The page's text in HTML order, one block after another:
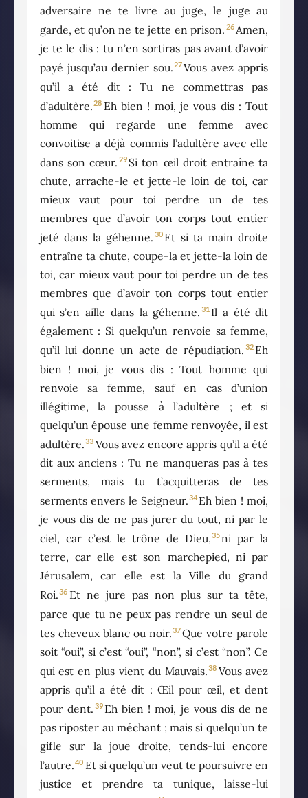
adversaire ne te livre au juge, le juge au
garde, et qu’on ne te jette en prison. 26Amen,
je te le dis : tu n’en sortiras pas avant d’avoir
payé jusqu’au dernier sou.27Vous avez appris
qu’il a été dit : Tu ne commettras pas
d’adultère.28 Eh bien ! moi, je vous dis : Tout
homme qui regarde une femme avec
convoitise a déjà commis l’adultère avec elle
dans son cœur. 29 Si ton œil droit entraîne ta
chute, arrache-le et jette-le loin de toi, car
mieux vaut pour toi perdre un de tes
membres que d’avoir ton corps tout entier
jeté dans la géhenne. 30 Et si ta main droite
entraîne ta chute, coupe-la et jette-la loin de
toi, car mieux vaut pour toi perdre un de tes
membres que d’avoir ton corps tout entier
qui s’en aille dans la géhenne. 31 Il a été dit
également : Si quelqu’un renvoie sa femme,
qu’il lui donne un acte de répudiation. 32 Eh
bien ! moi, je vous dis : Tout homme qui
renvoie sa femme, sauf en cas d’union
illégitime, la pousse à l’adultère ; et si
quelqu’un épouse une femme renvoyée, il est
adultère.33 Vous avez encore appris qu’il a été
dit aux anciens : Tu ne manqueras pas à tes
serments, mais tu t’acquitteras de tes
serments envers le Seigneur.34 Eh bien ! moi,
je vous dis de ne pas jurer du tout, ni par le
ciel, car c’est le trône de Dieu,35ni par la
terre, car elle est son marchepied, ni par
Jérusalem, car elle est la Ville du grand
Roi.36 Et ne jure pas non plus sur ta tête,
parce que tu ne peux pas rendre un seul de
tes cheveux blanc ou noir. 37Que votre parole
soit “oui”, si c’est “oui”, “non”, si c’est “non”. Ce
qui est en plus vient du Mauvais.38 Vous avez
appris qu’il a été dit : Œil pour œil, et dent
pour dent. 39 Eh bien ! moi, je vous dis de ne
pas riposter au méchant ; mais si quelqu’un te
gifle sur la joue droite, tends-lui encore
l’autre.40 Et si quelqu’un veut te poursuivre en
justice et prendre ta tunique, laisse-lui